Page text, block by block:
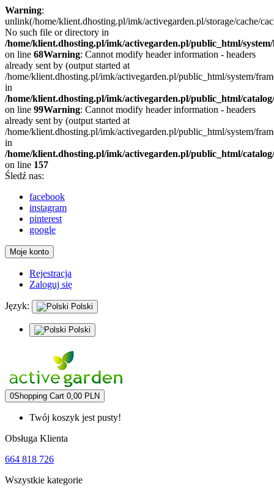
Warning:
unlink(/home/klient.dhosting.pl/imk/activegarden.pl/storage/cache/
No such file or directory in
/home/klient.dhosting.pl/imk/activegarden.pl/public_html/
on line 68Warning: Cannot modify header information - headers
already sent by (output started at
/home/klient.dhosting.pl/imk/activegarden.pl/public_html/system/
in
/home/klient.dhosting.pl/imk/activegarden.pl/public_html/
on line 99Warning: Cannot modify header information - headers
already sent by (output started at
/home/klient.dhosting.pl/imk/activegarden.pl/public_html/system/
in
/home/klient.dhosting.pl/imk/activegarden.pl/public_html/
on line 157
Śledź nas:
facebook
instagram
pinterest
google
Moje konto
Rejestracja
Zaloguj się
Język: Polski
Polski
0Shopping Cart 0,00 PLN
Twój koszyk jest pusty!
Obsługa Klienta
664 818 726
Wszystkie kategorie